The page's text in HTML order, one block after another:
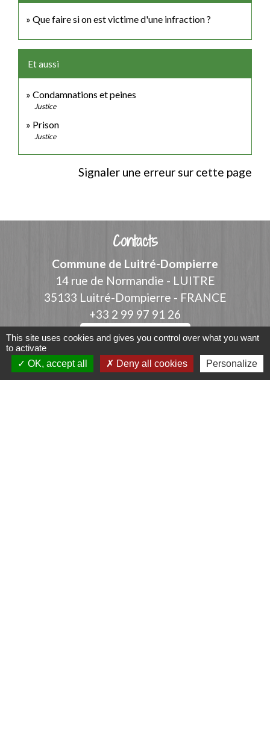
Que faire si on est victime d'une infraction ?
Et aussi
Condamnations et peines
Justice
Prison
Justice
Signaler une erreur sur cette page
Contacts
Commune de Luitré-Dompierre
14 rue de Normandie - LUITRE
35133 Luitré-Dompierre - FRANCE
+33 2 99 97 91 26
Contact par formulaire
This site uses cookies and gives you control over what you want
to activate
OK, accept all
Deny all cookies Personalize